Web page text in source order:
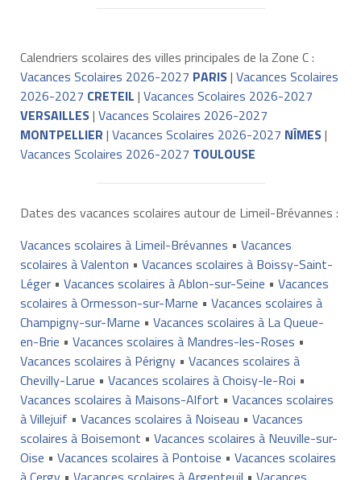
Calendriers scolaires des villes principales de la Zone C :
Vacances Scolaires 2026-2027 PARIS| Vacances Scolaires
2026-2027 CRETEIL | Vacances Scolaires 2026-2027
VERSAILLES| Vacances Scolaires 2026-2027
MONTPELLIER | Vacances Scolaires 2026-2027 NÎMES|
Vacances Scolaires 2026-2027 TOULOUSE
Dates des vacances scolaires autour de Limeil-Brévannes :
Vacances scolaires à Limeil-Brévannes • Vacances
scolaires à Valenton • Vacances scolaires à Boissy-Saint-
Léger• Vacances scolaires à Ablon-sur-Seine • Vacances
scolaires à Ormesson-sur-Marne • Vacances scolaires à
Champigny-sur-Marne • Vacances scolaires à La Queue-
en-Brie • Vacances scolaires à Mandres-les-Roses •
Vacances scolaires à Périgny• Vacances scolaires à
Chevilly-Larue • Vacances scolaires à Choisy-le-Roi •
Vacances scolaires à Maisons-Alfort • Vacances scolaires
à Villejuif • Vacances scolaires à Noiseau • Vacances
scolaires à Boisemont • Vacances scolaires à Neuville-sur-
Oise • Vacances scolaires à Pontoise • Vacances scolaires